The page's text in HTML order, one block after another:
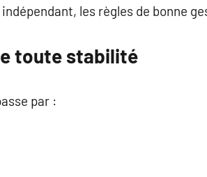
indépendant, les règles de bonne
toute stabilité
par :